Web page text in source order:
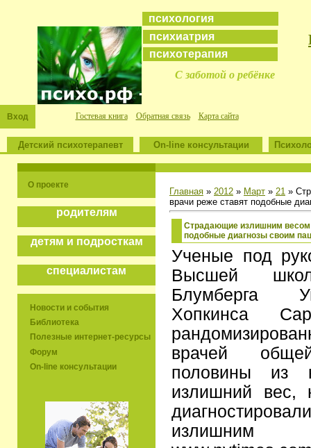
психология
психиатрия
психотерапия
С заботой о ребёнке
Вход Гостевая книга Обратная связь Карта сайта
Детский психотерапевт On-line консультации
О проекте
родителям
детям и подросткам
специалистам
Новости и события
Библиотека
Полезные интернет-ресурсы
Форум
On-line консультации
Главная » 2012 » Март » 21 »
врачи реже ставят подобные
Страдающие излишним весом
подобные диагнозы своим
Ученые под
Высшей
Блумберга
Хопкинса
врачей
половины из
излишний вес,